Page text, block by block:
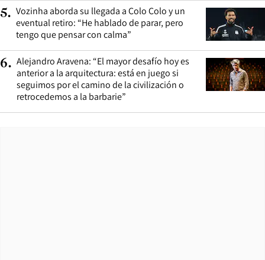
5. Vozinha aborda su llegada a Colo Colo y un
eventual retiro: “He hablado de parar, pero
tengo que pensar con calma”
6. Alejandro Aravena: “El mayor desafío hoy es
anterior a la arquitectura: está en juego si
seguimos por el camino de la civilización o
retrocedemos a la barbarie”